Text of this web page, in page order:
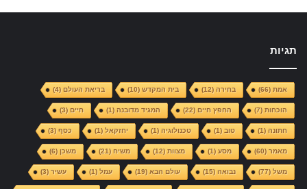
תגיות
אמת(66) בחירה(12) בית המקדש(10) בריאת העולם(4)
הוכחות(7) החפץ חיים(22) המגיד מדובנה(1) חיים(3)
חתונה(1) טוב(1) טכנולוגיה(1) יחזקאל(1) כסף(3)
מאמר(60) מסע(1) מצוות(12) משיח(21) משכן(6)
משל(77) נבואה(15) עולם הבא(19) עמל(1) עשיר(3)